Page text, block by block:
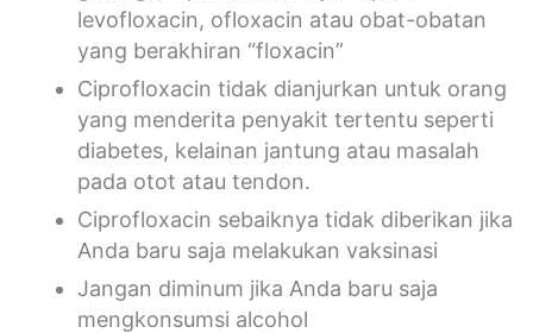
levofloxacin, ofloxacin atau obat-obatan
yang berakhiran “floxacin”
Ciprofloxacin tidak dianjurkan untuk orang
yang menderita penyakit tertentu seperti
diabetes, kelainan jantung atau masalah
pada otot atau tendon.
Ciprofloxacin sebaiknya tidak diberikan jika
Anda baru saja melakukan vaksinasi
Jangan diminum jika Anda baru saja
mengkonsumsi alcohol